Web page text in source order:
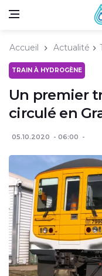
Accueil Actualité
TRAIN À HYDROGÈNE
Un premier
circulé en
05.10.2020 06:00